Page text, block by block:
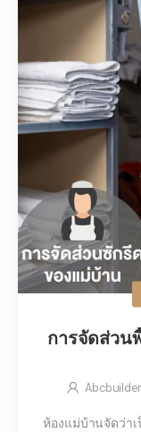
การจัดส่วน
Abcbuilder
ห้องแม่บ้านจัดว่า